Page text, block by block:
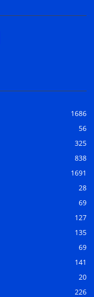
1686
56
325
838
1691
28
69
127
135
69
141
20
226